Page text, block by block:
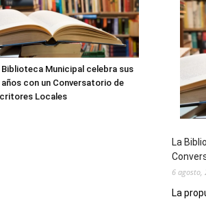
Biblioteca Municipal celebra sus
años con un Conversatorio de
Locales
La
6 agosto,
La